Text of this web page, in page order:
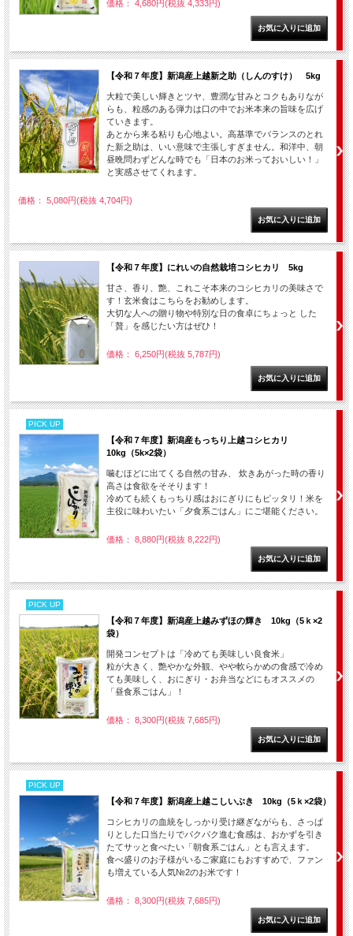
価格： 4,680円(税抜 4,333円)
【令和７年度】新潟産上越新之助（しんのすけ） 5kg
大粒で美しい輝きとツヤ、豊潤な甘みとコクもありなが
らも、粒感のある弾力は口の中でお米本来の旨味を広げ
ていきます。
あとから来る粘りも心地よい。高基準でバランスのとれ
た新之助は、いい意味で主張しすぎません。和洋中、朝
昼晩問わずどんな時でも「日本のお米っておいしい！」
と実感させてくれます。
価格： 5,080円(税抜 4,704円)
【令和７年度】にれいの自然栽培コシヒカリ 5kg
甘さ、香り、艶、これこそ本来のコシヒカリの美味さで
す！玄米食はこちらをお勧めします。
大切な人への贈り物や特別な日の食卓にちょっと した
「贅」を感じたい方はぜひ！
価格： 6,250円(税抜 5,787円)
PICK UP
【令和７年度】新潟産もっちり上越コシヒカリ
10kg（5k×2袋）
噛むほどに出てくる自然の甘み、 炊きあがった時の香り
高さは食欲をそそります！
冷めても続くもっちり感はおにぎりにもピッタリ！米を
主役に味わいたい「夕食系ごはん」にご堪能ください。
価格： 8,880円(税抜 8,222円)
PICK UP
【令和７年度】新潟産上越みずほの輝き 10kg（5ｋ×2
袋）
開発コンセプトは「冷めても美味しい良食米」
粒が大きく、艶やかな外観、やや軟らかめの食感で冷め
ても美味しく、おにぎり・お弁当などにもオススメの
「昼食系ごはん」！
価格： 8,300円(税抜 7,685円)
PICK UP
【令和７年度】新潟産上越こしいぶき 10kg（5ｋ×2袋）
コシヒカリの血統をしっかり受け継ぎながらも、さっぱ
りとした口当たりでパクパク進む食感は、おかずを引き
たてサッと食べたい「朝食系ごはん」とも言えます。
食べ盛りのお子様がいるご家庭にもおすすめで、ファン
も増えている人気№2のお米です！
価格： 8,300円(税抜 7,685円)